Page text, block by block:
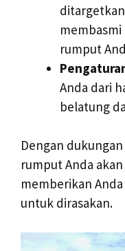
rumput
Anda dari
belatung
Dengan
rumput Anda
memberikan
untuk dirasakan.